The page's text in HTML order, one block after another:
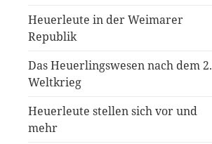
Heuerleute in der Weimarer
Republik
Das Heuerlingswesen nach dem 2.
Weltkrieg
Heuerleute stellen sich vor und
mehr